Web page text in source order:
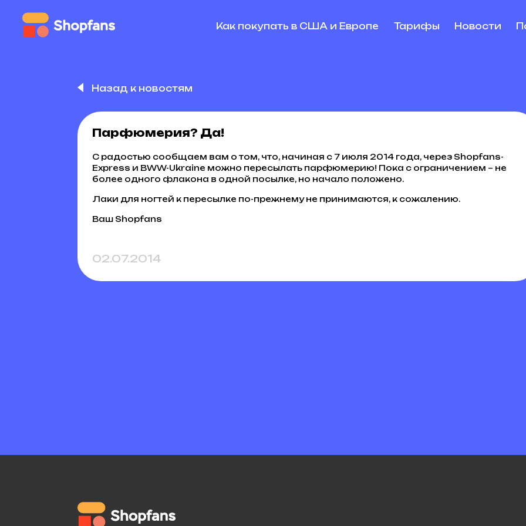
Как покупать в США и Европе Тарифы Новости
Назад к новостям
Парфюмерия? Да!
С радостью сообщаем вам о том, что, начиная с 7 июля 2014 года, через Shopfans-
Express и BWW-Ukraine можно пересылать парфюмерию! Пока с ограничением – не
более одного флакона в одной посылке, но начало положено.
Лаки для ногтей к пересылке по-прежнему не принимаются, к сожалению.
Ваш Shopfans
02.07.2014